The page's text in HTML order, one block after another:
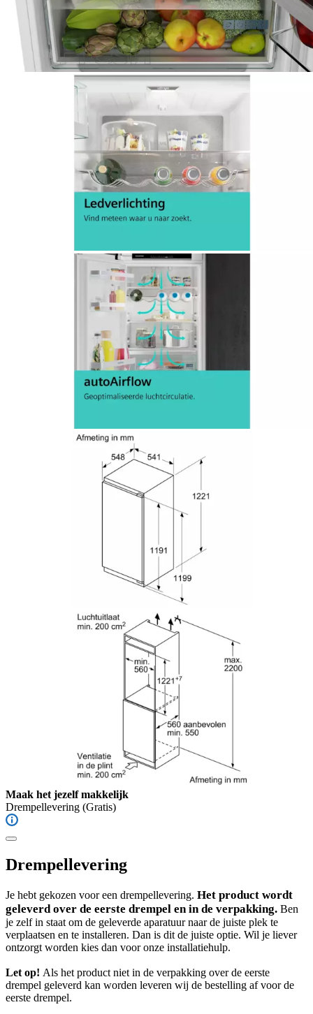
Maak het jezelf makkelijk
Drempellevering (Gratis)
Drempellevering
Je hebt gekozen voor een drempellevering. Het product wordt
geleverd over de eerste drempel en in de verpakking. Ben
je zelf in staat om de geleverde aparatuur naar de juiste plek te
verplaatsen en te installeren. Dan is dit de juiste optie. Wil je liever
ontzorgt worden kies dan voor onze installatiehulp.
Let op! Als het product niet in de verpakking over de eerste
drempel geleverd kan worden leveren wij de bestelling af voor de
eerste drempel.